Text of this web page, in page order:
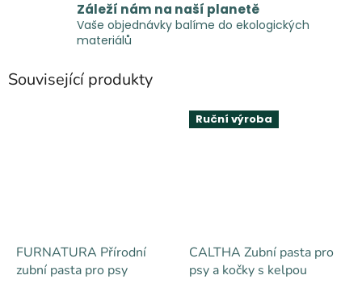
Záleží nám na naší planetě
Vaše objednávky balíme do ekologických
materiálů
Související produkty
FURNATURA Přírodní
zubní pasta pro psy
Ruční výroba
CALTHA Zubní pasta pro
psy a kočky s kelpou